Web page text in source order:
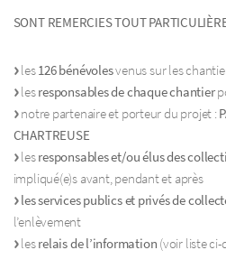
SONT REMERCIES TOUT
les126 bénévolesvenus sur les
lesresponsables de chaque chantier
notre partenaire et porteur du projet :
CHARTREUSE
lesresponsables et/ou élus des
impliqué(e)s avant, pendant et après
les services publics et privés de
l’enlèvement
lesrelais de l’information (voir liste ci-